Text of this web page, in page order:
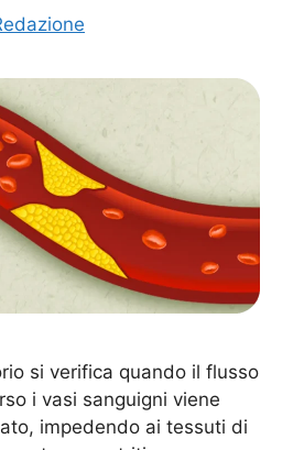
si verifica quando il flusso
i vasi sanguigni viene
impedendo ai tessuti di